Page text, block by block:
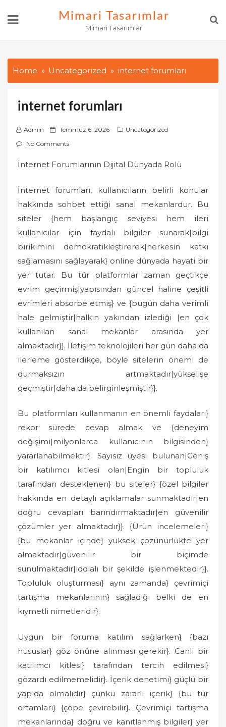
Mimari Tasarımlar
Mimari Tasarımlar
Home Uncategorized internet forumları
internet forumları
Admin
P
o
t
d
Temmuz 6, 2026
Uncategorized
No Comments
İnternet Forumlarının Dijital Dünyada Rolü
İnternet forumları, kullanıcıların belirli konular
hakkında sohbet ettiği sanal mekanlardur. Bu
siteler {hem başlangıç seviyesi hem ileri
kullanıcılar için faydalı bilgiler sunarak|bilgi
birikimini demokratikleştirerek|herkesin katkı
sağlamasını sağlayarak} online dünyada hayati bir
yer tutar. Bu tür platformlar zaman geçtikçe
evrim geçirmiş|yapısından güncel haline çeşitli
evrimleri absorbe etmiş} ve {bugün daha verimli
hale gelmiştir|halkın yakından izlediği |en çok
kullanılan sanal mekanlar arasında yer
almaktadır}}. İletişim teknolojileri her gün daha da
ilerleme gösterdikçe, böyle sitelerin önemi de
durmaksızın artmaktadır|yükselişe
geçmiştir|daha da belirginleşmiştir}}.
Bu platformları kullanmanın en önemli faydaları}
rekor sürede cevap almak ve {deneyim
değişimi|milyonlarca kullanıcının bilgisinden}
yararlanabilmektir}. Sayısız üyesi bulunan|Geniş
bir katılımcı kitlesi olan|Engin bir topluluk
tarafından desteklenen} bu siteler} {özel bilgiler
hakkında en detaylı açıklamalar sunmaktadır|en
doğru cevapları barındırmaktadır|en güvenilir
çözümler yer almaktadır}}. {Ürün incelemeleri}
{bu mekanlar içinde} yüksek çözünürlükte yer
almaktadır|güvenilir bir biçimde
sunulmaktadır|iddialı bir şekilde işlenmektedir}}.
Topluluk oluşturması} aynı zamanda} çevrimiçi
tartışma mekanlarının} sağladığı belki de en
kıymetli nimetleridir}.
Uygun bir foruma katılım sağlarken} {bazı
hususlar} göz önüne alınması gerekir}. Canlı bir
katılımcı kitlesi} tarafından tercih edilmesi}
gözardı edilmemelidir}. İçerik denetimi} güçlü bir
yapıda olmalıdır} çünkü zararlı içerik} {bu tür
ortamları} {çöpe çevirebilir}. Çevrimiçi tartışma
mekanlarında} doğru ve kanıtlanmış bilgiler} yer